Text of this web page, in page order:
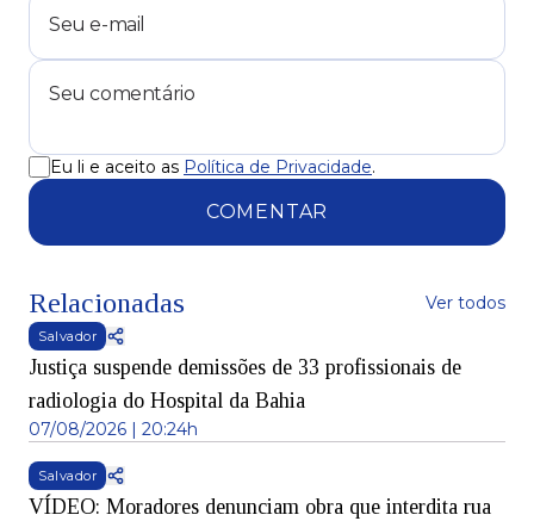
Eu li e aceito as Política de Privacidade.
COMENTAR
Relacionadas Ver todos
Salvador
Justiça suspende demissões de 33 profissionais de
radiologia do Hospital da Bahia
07/08/2026 | 20:24h
Salvador
VÍDEO: Moradores denunciam obra que interdita rua